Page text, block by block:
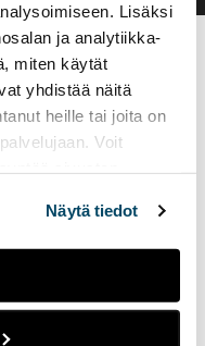
Lisäksi
ja analytiikka-
miten käytät
yhdistää näitä
heille tai joita on
Voit
Näytä tiedot